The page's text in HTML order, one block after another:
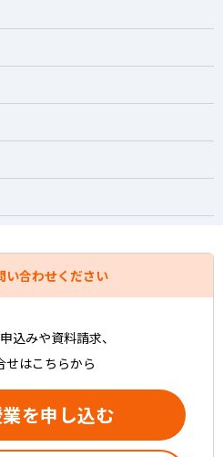
い合わせください
込みや資料請求、
せはこちらから
を申し込む